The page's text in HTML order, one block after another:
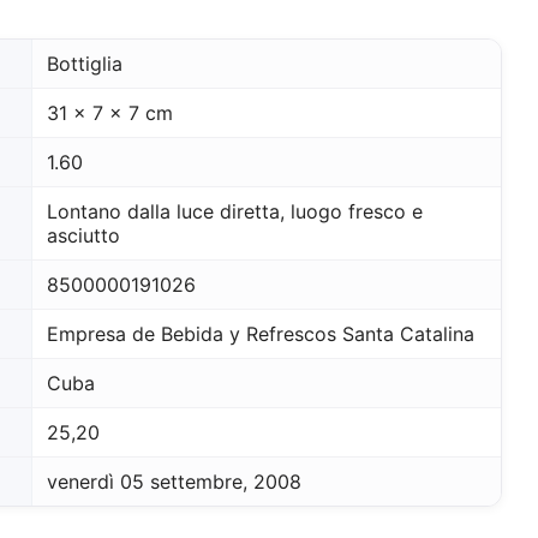
Bottiglia
31 x 7 x 7 cm
1.60
Lontano dalla luce diretta, luogo fresco e
asciutto
8500000191026
Empresa de Bebida y Refrescos Santa Catalina
Cuba
25,20
venerdì 05 settembre, 2008